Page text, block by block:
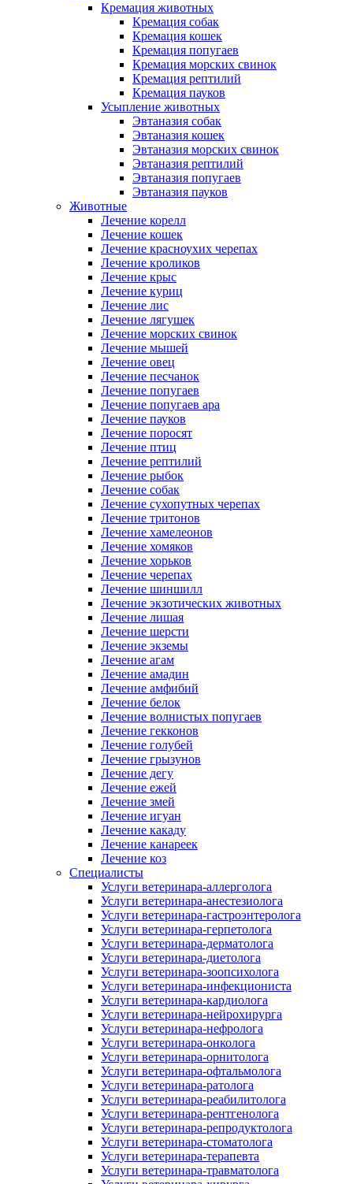
Кремация животных
Кремация собак
Кремация кошек
Кремация попугаев
Кремация морских свинок
Кремация рептилий
Кремация пауков
Усыпление животных
Эвтаназия собак
Эвтаназия кошек
Эвтаназия морских свинок
Эвтаназия рептилий
Эвтаназия попугаев
Эвтаназия пауков
Животные
Лечение корелл
Лечение кошек
Лечение красноухих черепах
Лечение кроликов
Лечение крыс
Лечение куриц
Лечение лис
Лечение лягушек
Лечение морских свинок
Лечение мышей
Лечение овец
Лечение песчанок
Лечение попугаев
Лечение попугаев ара
Лечение пауков
Лечение поросят
Лечение птиц
Лечение рептилий
Лечение рыбок
Лечение собак
Лечение сухопутных черепах
Лечение тритонов
Лечение хамелеонов
Лечение хомяков
Лечение хорьков
Лечение черепах
Лечение шиншилл
Лечение экзотических животных
Лечение лишая
Лечение шерсти
Лечение экземы
Лечение агам
Лечение амадин
Лечение амфибий
Лечение белок
Лечение волнистых попугаев
Лечение гекконов
Лечение голубей
Лечение грызунов
Лечение дегу
Лечение ежей
Лечение змей
Лечение игуан
Лечение какаду
Лечение канареек
Лечение коз
Специалисты
Услуги ветеринара-аллерголога
Услуги ветеринара-анестезиолога
Услуги ветеринара-гастроэнтеролога
Услуги ветеринара-герпетолога
Услуги ветеринара-дерматолога
Услуги ветеринара-диетолога
Услуги ветеринара-зоопсихолога
Услуги ветеринара-инфекциониста
Услуги ветеринара-кардиолога
Услуги ветеринара-нейрохирурга
Услуги ветеринара-нефролога
Услуги ветеринара-онколога
Услуги ветеринара-орнитолога
Услуги ветеринара-офтальмолога
Услуги ветеринара-ратолога
Услуги ветеринара-реабилитолога
Услуги ветеринара-рентгенолога
Услуги ветеринара-репродуктолога
Услуги ветеринара-стоматолога
Услуги ветеринара-терапевта
Услуги ветеринара-травматолога